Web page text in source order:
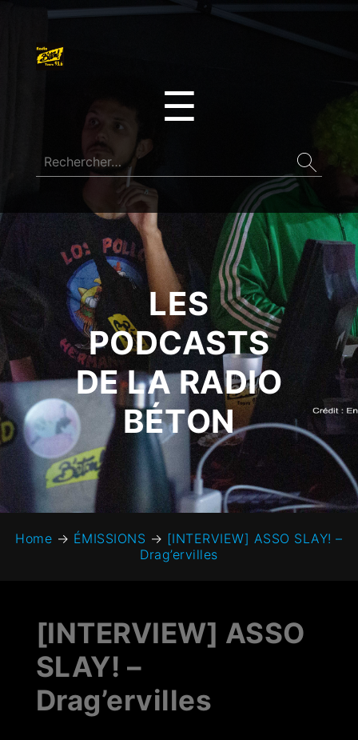
☰
LES
PODCASTS
DE LA RADIO
BÉTON
Home → ÉMISSIONS → [INTERVIEW] ASSO SLAY! –
Drag’ervilles
[INTERVIEW] ASSO
SLAY! –
Drag’ervilles